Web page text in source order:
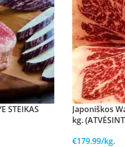
STEIKAS
Japoniškos
kg.
€179.99/kg.